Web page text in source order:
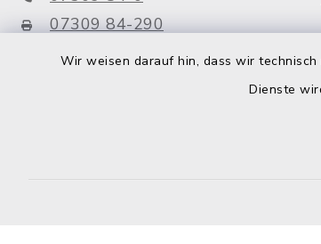
Wir weisen darauf hin, dass wir
Dienste
07309 84-290
info@weissenhorn.de